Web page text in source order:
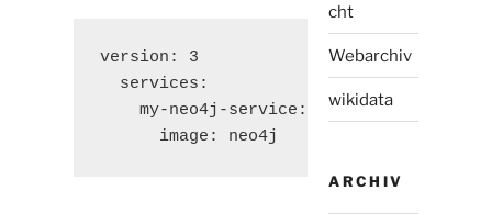
version: 3
  services:
    my-neo4j-service:
      image: neo4j
cht
Webarchiv
wikidata
ARCHIV